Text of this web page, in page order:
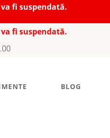
fi suspendată.
fi suspendată.
BLOG